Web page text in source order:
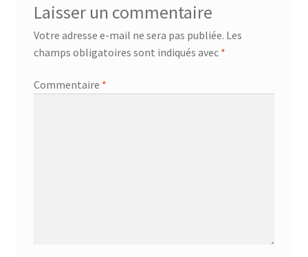
Laisser un commentaire
Votre adresse e-mail ne sera pas publiée. Les
champs obligatoires sont indiqués avec *
Commentaire *